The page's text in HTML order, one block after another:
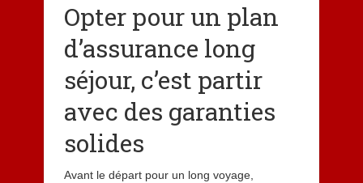
Opter pour un plan
d’assurance long
séjour, c’est partir
avec des garanties
solides
Avant le départ pour un long voyage,